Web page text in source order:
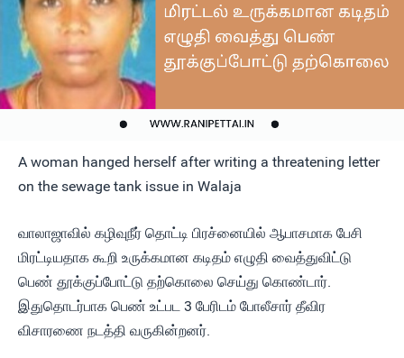
A woman hanged herself after writing a threatening letter
on the sewage tank issue in Walaja
வாலாஜாவில் கழிவுநீர் தொட்டி பிரச்னையில் ஆபாசமாக பேசி
மிரட்டியதாக கூறி உருக்கமான கடிதம் எழுதி வைத்துவிட்டு
பெண் தூக்குப்போட்டு தற்கொலை செய்து கொண்டார்.
இதுதொடர்பாக பெண் உட்பட 3 பேரிடம் போலீசார் தீவிர
விசாரணை நடத்தி வருகின்றனர்.